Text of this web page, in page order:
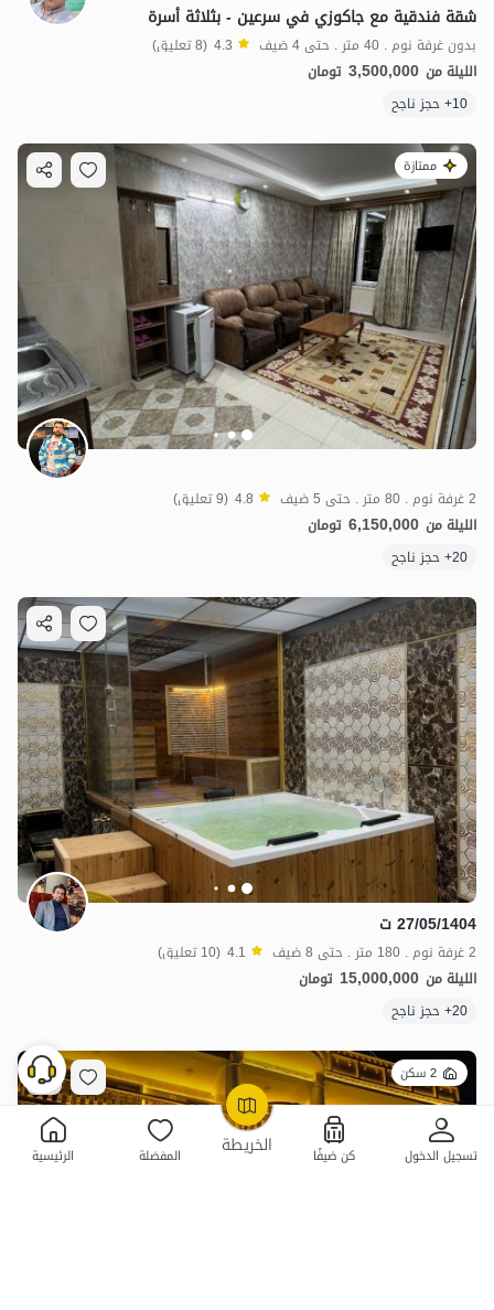
الخريطة تسجيل الدخول كن ضيفًا المفضلة الرئيسية
OpenStreetMap
شقة فندقية مع جاكوزي في سرعين - بثلاثة أسرة
بدون غرفة نوم . 40 متر . حتى 4 ضيف 4.3 (8 تعليق)
الليلة من 3,500,000 تومان
10+ حجز ناجح
ممتازة
2 غرفة نوم . 80 متر . حتى 5 ضيف 4.8 (9 تعليق)
الليلة من 6,150,000 تومان
20+ حجز ناجح
27/05/1404 ت
2 غرفة نوم . 180 متر . حتى 8 ضيف 4.1 (10 تعليق)
الليلة من 15,000,000 تومان
20+ حجز ناجح
2 سكن